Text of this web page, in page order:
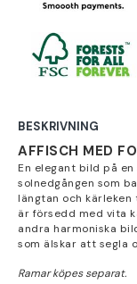
BESKRIVNING
AFFISCH MED
En elegant bild på
solnedgången som
längtan och kärleken
är försedd med vita
andra harmoniska
som älskar att segla